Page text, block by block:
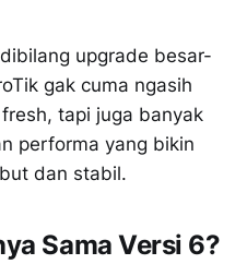
upgrade besar-
gak cuma ngasih
tapi juga banyak
performa yang bikin
dan stabil.
Sama Versi 6?